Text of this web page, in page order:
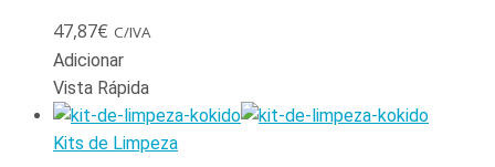
47,87€ C/IVA
Adicionar
Vista Rápida
Kits de Limpeza